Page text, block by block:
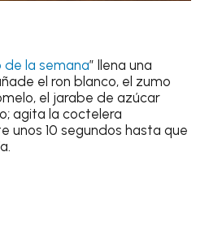
de la semana” llena una
el ron blanco, el zumo
el jarabe de azúcar
agita la coctelera
unos 10 segundos hasta que